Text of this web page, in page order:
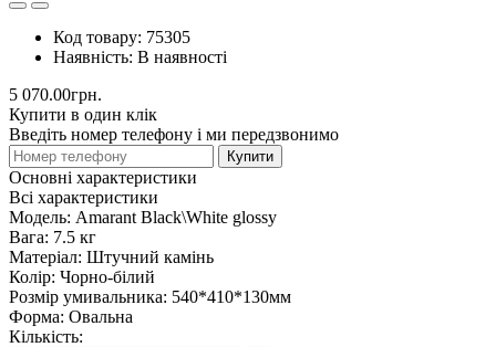
Код товару: 75305
Наявність: В наявності
5 070.00грн.
Купити в один клік
Введіть номер телефону і ми передзвонимо
Купити
Основні характеристики
Всі характеристики
Модель: Amarant Black\White glossy
Вага: 7.5 кг
Матеріал: Штучний камінь
Колір: Чорно-білий
Розмір умивальника: 540*410*130мм
Форма: Овальна
Кількість: